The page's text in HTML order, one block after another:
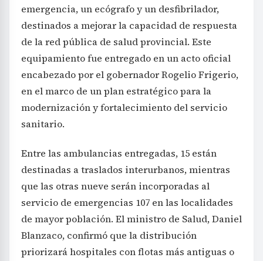
emergencia, un ecógrafo y un desfibrilador,
destinados a mejorar la capacidad de respuesta
de la red pública de salud provincial. Este
equipamiento fue entregado en un acto oficial
encabezado por el gobernador Rogelio Frigerio,
en el marco de un plan estratégico para la
modernización y fortalecimiento del servicio
sanitario.
Entre las ambulancias entregadas, 15 están
destinadas a traslados interurbanos, mientras
que las otras nueve serán incorporadas al
servicio de emergencias 107 en las localidades
de mayor población. El ministro de Salud, Daniel
Blanzaco, confirmó que la distribución
priorizará hospitales con flotas más antiguas o